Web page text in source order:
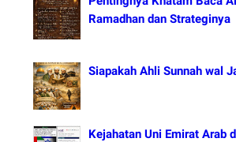
Ramadhan dan Strateginya
Siapakah Ahli Sunnah wal
Kejahatan Uni Emirat Arab